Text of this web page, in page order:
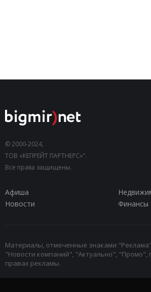
© 2000-2024,
ТОВ «КЕПРЕЙТ ПАРТНЕРС»".
Все права защищены.
Афиша
Новости
Финансы
Материалы, отмеченные знаками
"Новости компаний", "Актуально", "Промо",
правах рекламы.